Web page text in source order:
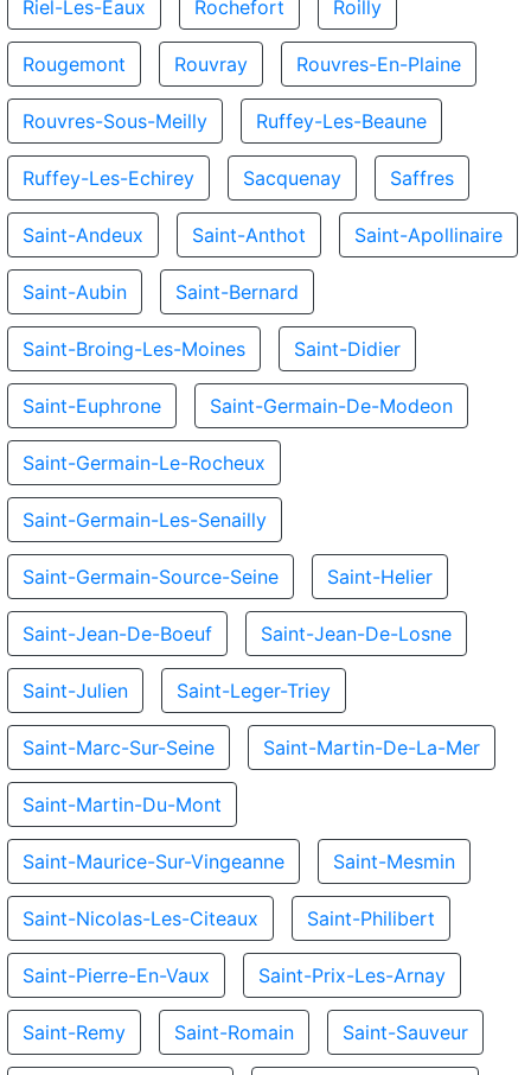
Riel-Les-Eaux Rochefort Roilly
Rougemont Rouvray Rouvres-En-Plaine
Rouvres-Sous-Meilly Ruffey-Les-Beaune
Ruffey-Les-Echirey Sacquenay Saffres
Saint-Andeux Saint-Anthot Saint-Apollinaire
Saint-Aubin Saint-Bernard
Saint-Broing-Les-Moines Saint-Didier
Saint-Euphrone Saint-Germain-De-Modeon
Saint-Germain-Le-Rocheux
Saint-Germain-Les-Senailly
Saint-Germain-Source-Seine Saint-Helier
Saint-Jean-De-Boeuf Saint-Jean-De-Losne
Saint-Julien Saint-Leger-Triey
Saint-Marc-Sur-Seine Saint-Martin-De-La-Mer
Saint-Martin-Du-Mont
Saint-Maurice-Sur-Vingeanne Saint-Mesmin
Saint-Nicolas-Les-Citeaux Saint-Philibert
Saint-Pierre-En-Vaux Saint-Prix-Les-Arnay
Saint-Remy Saint-Romain Saint-Sauveur